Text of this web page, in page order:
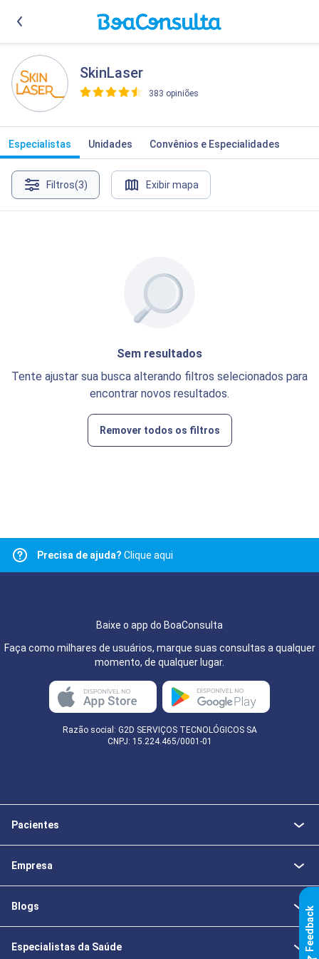
SkinLaser
383 opiniões
Especialistas Unidades Convênios e Especialidades
Filtros(3) Exibir mapa
Sem resultados
Tente ajustar sua busca alterando filtros selecionados para
encontrar novos resultados.
Remover todos os filtros
Precisa de ajuda? Clique aqui
Baixe o app do BoaConsulta
Faça como milhares de usuários, marque suas consultas a qualquer
momento, de qualquer lugar.
Razão social: G2D SERVIÇOS TECNOLÓGICOS SA
CNPJ: 15.224.465/0001-01
Pacientes
Empresa
Blogs
Especialistas da Saúde k